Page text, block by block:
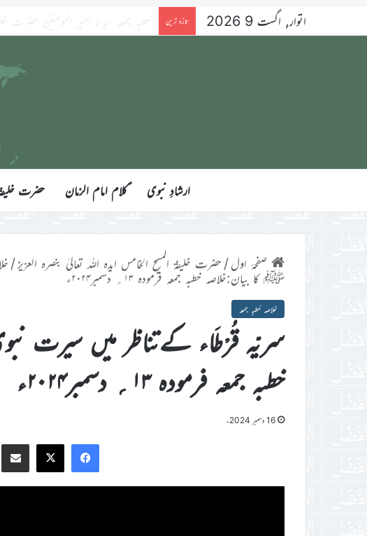
اتوار, اگست 9 2026 تازہ ترین
ارشادِ نبوی ؑکلام امام الزمان حضرت
صفحۂ اول/حضرت خلیفۃ المسیح الخامس ایدہ اللہ تعالیٰ بنصرہ العزیز/
ﷺ کا بیان:خلاصہ خطبہ جمعہ فرمودہ ۱۳؍ دسمبر۲۰۲۴ء
خلاصہ خطبہ جمعہ
سریّہ قُرْطَاء کےتناظر میں سیرت
خطبہ جمعہ فرمودہ ۱۳؍ دسمبر۲۰۲۴ء
16 دسمبر 2024ء
Facebook
X